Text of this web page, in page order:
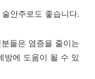
안주로도 좋습니다.
들은 염증을 줄이는
방에 도움이 될 수 있